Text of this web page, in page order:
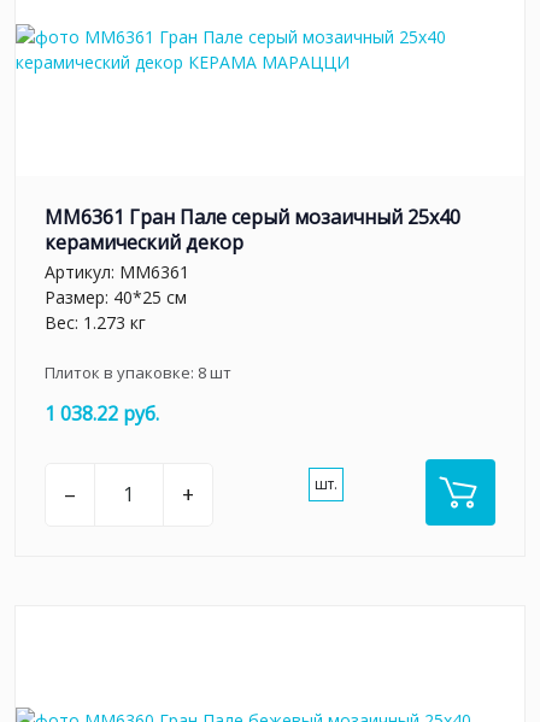
MM6361 Гран Пале серый мозаичный 25x40
керамический декор
Артикул: MM6361
Размер: 40*25 см
Вес: 1.273 кг
Плиток в упаковке: 8шт
1 038.22 руб.
– + шт.